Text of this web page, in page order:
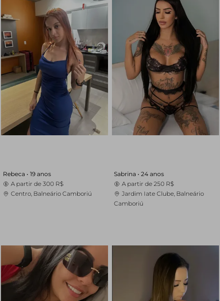
Rebeca • 19 anos
A partir de 300 R$
Centro, Balneário Camboriú
Sabrina • 24 anos
A partir de 250 R$
Jardim Iate Clube, Balneário
Camboriú